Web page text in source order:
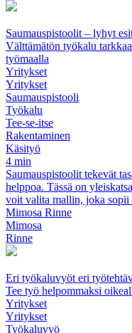
Saumauspistoolit – lyhyt
Välttämätön työkalu
työmaalla
Yritykset
Yritykset
Saumauspistooli
Työkalu
Tee-se-itse
Rakentaminen
Käsityö
4 min
Saumauspistoolit tekevät
helppoa. Tässä on
voit valita mallin, joka sopii
Mimosa Rinne
Mimosa
Rinne
Eri työkaluvyöt eri
Tee työ helpommaksi
Yritykset
Yritykset
Työkaluvyö